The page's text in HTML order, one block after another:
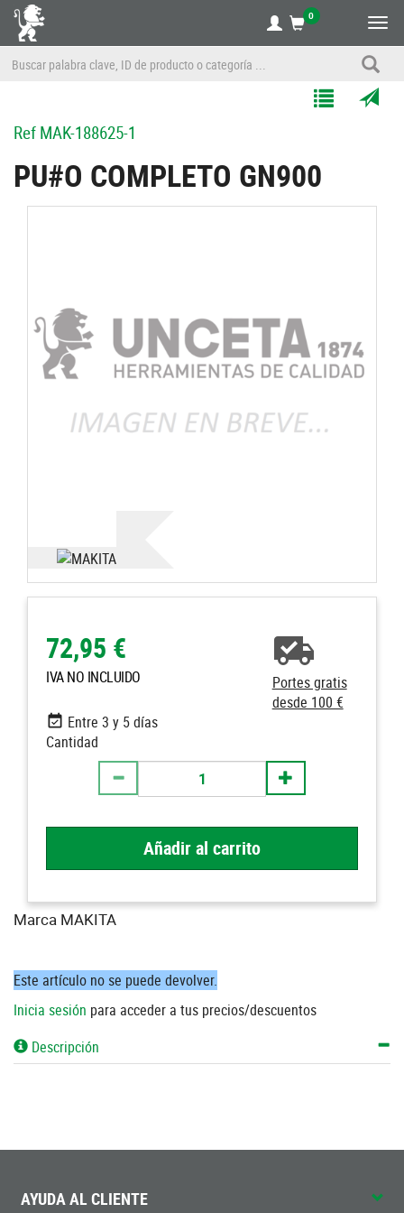
0
un
Listas
RefMAK-188625-1
PU#O COMPLETO GN900
72,95 €
IVA NO INCLUIDO
Portes gratis
desde 100 €
Entre 3 y 5 días
Cantidad
Añadir al carrito
Marca MAKITA
Este artículo no se puede devolver.
Inicia sesión para acceder a tus precios/descuentos
Descripción
AYUDA AL CLIENTE